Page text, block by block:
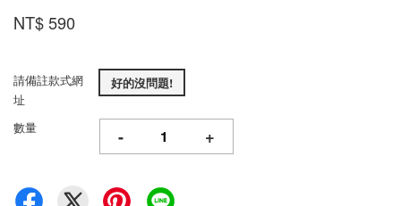
NT$ 590
請備註款式網
址
好的沒問題!
數量 - +